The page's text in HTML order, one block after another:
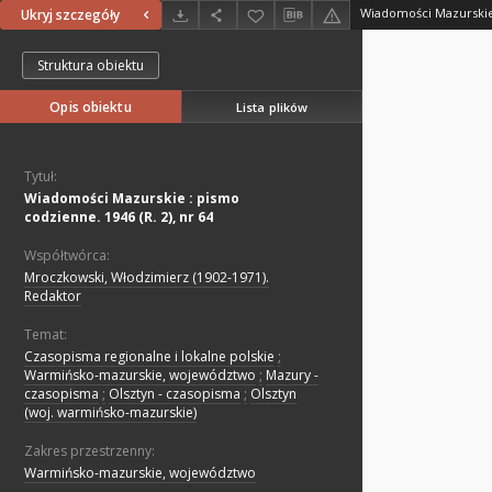
Ukryj szczegóły
Struktura obiektu
Opis obiektu Lista plików
Tytuł:
Wiadomości Mazurskie : pismo
codzienne. 1946 (R. 2), nr 64
Współtwórca:
Mroczkowski, Włodzimierz (1902-1971).
Redaktor
Temat:
Czasopisma regionalne i lokalne polskie ;
Warmińsko-mazurskie, województwo ; Mazury -
czasopisma ; Olsztyn - czasopisma ; Olsztyn
(woj. warmińsko-mazurskie)
Zakres przestrzenny:
Warmińsko-mazurskie, województwo